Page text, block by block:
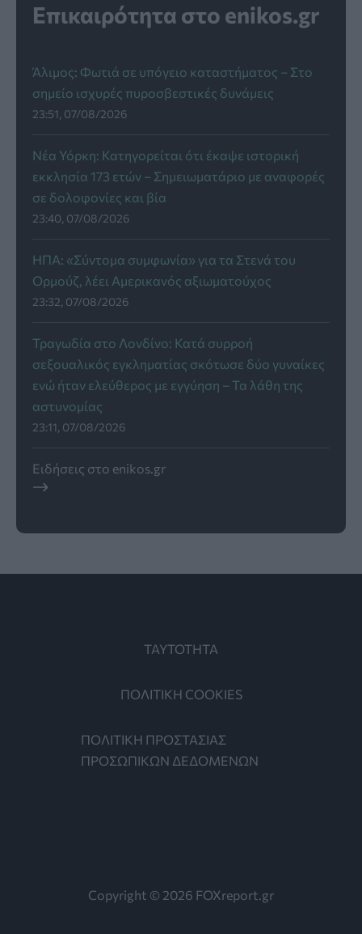
Επικαιρότητα στο enikos.gr
Άλιμος: Φωτιά σε υπόγειο καταστήματος – Στο
σημείο ισχυρές πυροσβεστικές δυνάμεις
23:51, 07/08/2026
Νέα Υόρκη: Κατηγορείται ότι έκαψε ιστορική
εκκλησία 173 ετών – Σημειωματάριο με αναφορές
σε δολοφονίες και βία
23:40, 07/08/2026
ΗΠΑ: «Σύντομα συμφωνία» για τα Στενά του
Ορμούζ, λέει Αμερικανός αξιωματούχος
23:32, 07/08/2026
Τραγωδία στο Λονδίνο: Κατά συρροή
σεξουαλικός εγκληματίας σκότωσε δύο γυναίκες
ενώ ήταν ελεύθερος με εγγύηση – Τα λάθη της
αστυνομίας
23:11, 07/08/2026
Ειδήσεις στο enikos.gr
ΤΑΥΤΟΤΗΤΑ
ΠΟΛΙΤΙΚΗ COOKIES
ΠΟΛΙΤΙΚΗ ΠΡΟΣΤΑΣΙΑΣ
ΠΡΟΣΩΠΙΚΩΝ ΔΕΔΟΜΕΝΩΝ
Copyright © 2026 FOXreport.gr